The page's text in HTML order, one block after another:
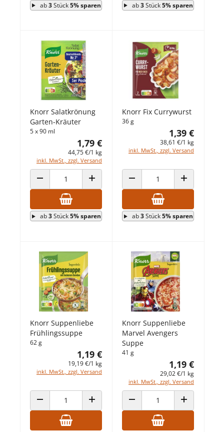
ab3Stück5% sparen ab3Stück5% sparen
Knorr Salatkrönung
Garten-Kräuter
5 x 90 ml
1,79 €
44,75 €/1 kg
inkl. MwSt., zzgl. Versand
ANZAHL VERRINGERNANZAHL ERHÖHEN
ab3Stück5% sparen
Knorr Fix Currywurst
36 g
1,39 €
38,61 €/1 kg
inkl. MwSt., zzgl. Versand
ANZAHL VERRINGERNANZAHL
ab3Stück5% sparen
Knorr Suppenliebe
Frühlingssuppe
62 g
1,19 €
19,19 €/1 kg
inkl. MwSt., zzgl. Versand
ANZAHL VERRINGERNANZAHL ERHÖHEN
Knorr Suppenliebe
Marvel Avengers
Suppe
41 g
1,19 €
29,02 €/1 kg
inkl. MwSt., zzgl. Versand
ANZAHL VERRINGERNANZAHL